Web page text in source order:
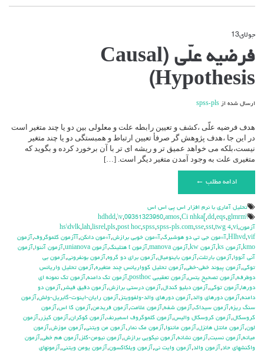
جولای13
فرضیه
(Causal
Hypothesis)
فرضیه علّی (Causal
Hypothesis)
ارسال شده از spss-pls
هدف فرضیه علّی ،کشف و تعیین رابطه علت و معلولی بین دو یا چند متغیر است
در این جا ،هدف پژوهش گر صرفأ تعیین ارتباط و همبستگی دو یا چند متغیر
نیست،بلکه می خواهد عمیق تر و ریشه ای تر با آن برخورد کرده و بگوید که
متغیری علت به وجود آمدن متغیر دیگر است. […]
ادامه مطلب ←
تحليل آماري با نرم افزار اس پي اس اس
\hdhdd
,\v,09351323950,amos,Ci nhka[ ,dd,eqs,glmrm
آزمون,
hs\dvlk,lah,lisrel,pls,post hoc,spss,spss-pls.com,sse,sst,twg 4,vi
Hlhvd,vif
,آ»مون جي تي دو هوشبرگ,آ»مون خوبي برازش,آ»مون دانكن,آآزمون كلموگروف,آزمون
kmo
,آزمون ks ,آزمون kw ,آزمون manova ,آزمون t هتلينگ ,آزمون unianova ,آزمون آننوا,آزمون
آني آنووا,آزمون بارتلت,آزمون باينوميال,آزمون براي دو گروه,آزمون بونفروني,آزمون بي
توكي,آزمون پيوند خطي-خطي,آزمون تحليل كوواريانس چند متغيره,آزمون تحليل واريانس
دوطرفه,آزمون تصحيح يتس,آزمون تعقيبي posthoc ,آزمون تك دامنه,آزمون تك نمونه اي
دورها,آزمون توكي,آزمون دبليو كندال,آزمون درستي برازش,آزمون دقيق فيشر ,آزمون دو
دامنه,آزمون دورهاي والد,آزمون دورهاي والد-ولفوويتز ,آزمون رايان-اينوت-گابريل-ولش,آزمون
سنگ ريزه,آزمون سيداك,آزمون شفه,آزمون علامت,آزمون فريدمن,آزمون كا اس,آزمون
كروسكال,آزمون كروسكال واليس,آزمون كلموگروف اسميرنف,آزمون كوكران,آزمون كيزر ,آزمون
لون,آزمون مانتل هانزل,آزمون ماننوا,آزمون مك نمار ,آزمون من ويتني,آزمون موزش,آزمون
ميانه,آزمون نسبت,آزمون نشانه,آزمون نيكويي برازش,آزمون نيومن-كلز ,آزمون هم خطي,آزمون
واكنشهاي حاد,آزمون والد,آزمون وايت ني,آزمون ويلكاكسون,آزمون يومن ويتني,آزمونهاي